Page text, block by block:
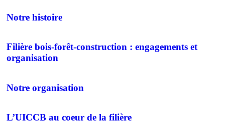
Notre histoire
Filière bois-forêt-construction : engagements et
organisation
Notre organisation
L’UICCB au coeur de la filière